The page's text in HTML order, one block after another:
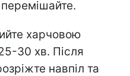
харчовою
30 хв. Після
навпіл та